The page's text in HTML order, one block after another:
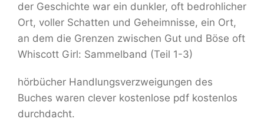
der Geschichte war ein dunkler, oft bedrohlicher
Ort, voller Schatten und Geheimnisse, ein Ort,
an dem die Grenzen zwischen Gut und Böse oft
Whiscott Girl: Sammelband (Teil 1-3)
hörbücher Handlungsverzweigungen des
Buches waren clever kostenlose pdf kostenlos
durchdacht.